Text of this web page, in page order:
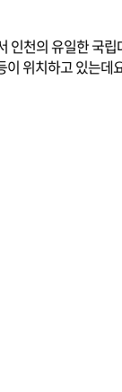
천의 유일한 국
이 위치하고 있는데